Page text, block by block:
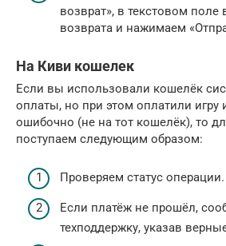
возврат», в текстовом
возврата и нажимаем
На Киви кошелек
Если вы использовали кошелёк
оплаты, но при этом оплатили
ошибочно (не на тот кошелёк), то
поступаем следующим образом:
Проверяем статус операции.
Если платёж не прошёл,
техподдержку, указав